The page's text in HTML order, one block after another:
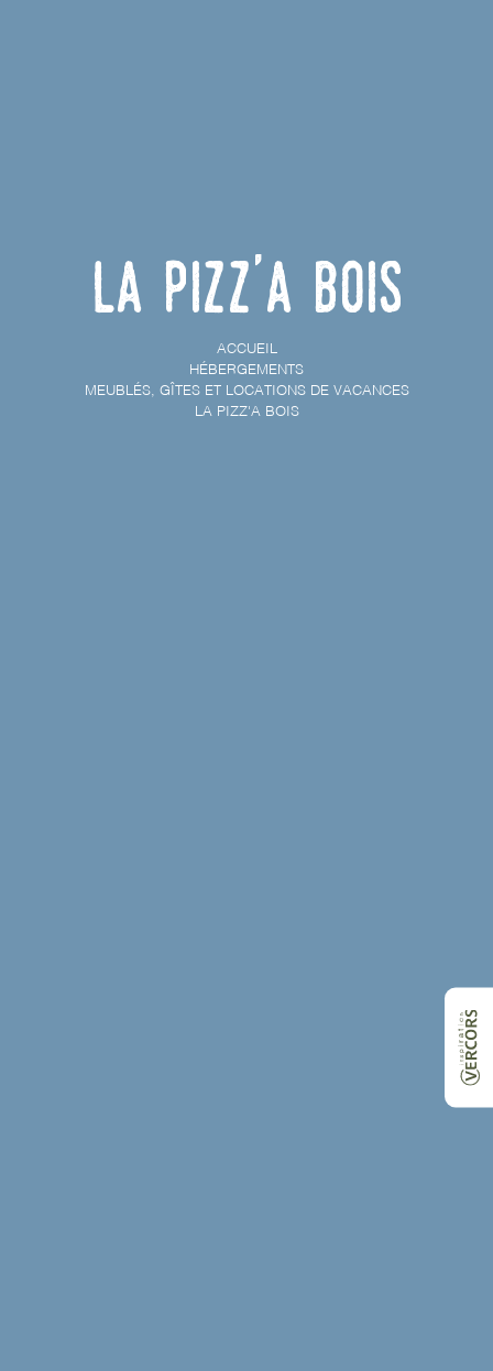
La Pizz'a Bois
ACCUEIL
HÉBERGEMENTS
MEUBLÉS, GÎTES ET LOCATIONS DE VACANCES
LA PIZZ'A BOIS